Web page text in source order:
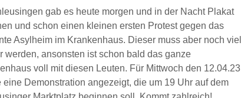
gab es heute morgen und in der Nacht Plakat
und schon einen kleinen ersten Protest gegen das
Asylheim im Krankenhaus. Dieser muss aber noch viel
werden, ansonsten ist schon bald das ganze
voll mit diesen Leuten. Für Mittwoch den 12.04.23
eine Demonstration angezeigt, die um 19 Uhr auf dem